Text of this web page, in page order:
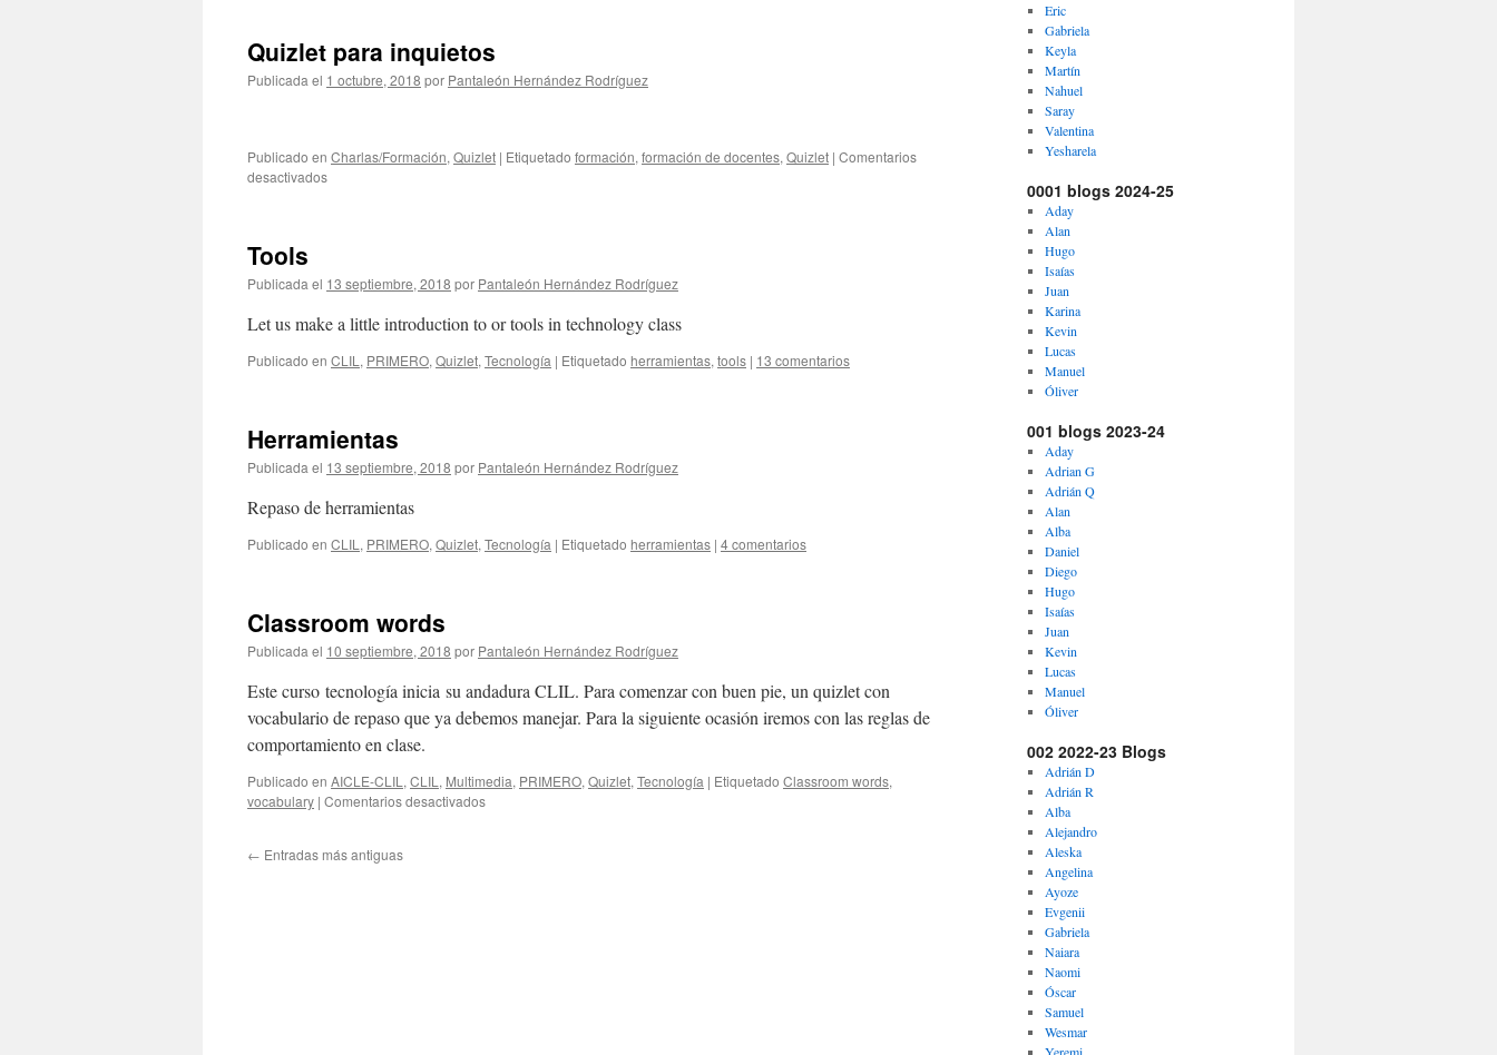
eléctricas
Quizlet para inquietos
Publicada el 1 octubre, 2018 por Pantaleón Hernández Rodríguez
Publicado en Charlas/Formación, Quizlet | Etiquetado formación, formación de docentes, Quizlet | Comentarios
desactivadosen
Tools
Publicada el 13 septiembre, 2018 por Pantaleón Hernández Rodríguez
Let us make a little introduction to or tools in technology class
Publicado en CLIL , PRIMERO, Quizlet, Tecnología | Etiquetado herramientas, tools | 13 comentarios
Herramientas
Publicada el 13 septiembre, 2018 por Pantaleón Hernández Rodríguez
Repaso de herramientas
Publicado en CLIL , PRIMERO, Quizlet, Tecnología | Etiquetado herramientas | 4 comentarios
Classroom words
Publicada el 10 septiembre, 2018 por Pantaleón Hernández Rodríguez
Este curso tecnología inicia su andadura CLIL. Para comenzar con buen pie, un quizlet con
vocabulario de repaso que ya debemos manejar. Para la siguiente ocasión iremos con las reglas de
comportamiento en clase.
Publicado en AICLE-CLIL , CLIL , Multimedia, PRIMERO, Quizlet, Tecnología | Etiquetado Classroom words,
vocabulary | Comentarios desactivadosen
← Entradas más antiguas
Eric
Gabriela
Keyla
Martín
Nahuel
Saray
Valentina
Yesharela
0001 blogs 2024-25
Aday
Alan
Hugo
Isaías
Juan
Karina
Kevin
Lucas
Manuel
Óliver
001 blogs 2023-24
Aday
Adrian G
Adrián Q
Alan
Alba
Daniel
Diego
Hugo
Isaías
Juan
Kevin
Lucas
Manuel
Óliver
002 2022-23 Blogs
Adrián D
Adrián R
Alba
Alejandro
Aleska
Angelina
Ayoze
Evgenii
Gabriela
Naiara
Naomi
Óscar
Samuel
Wesmar